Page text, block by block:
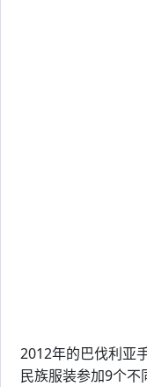
2012年的巴伐利亚
民族服装参加9个